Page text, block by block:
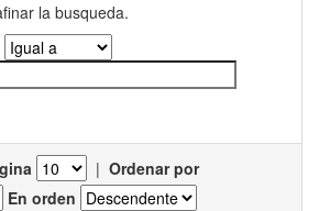
la busqueda.
| Ordenar por
En orden